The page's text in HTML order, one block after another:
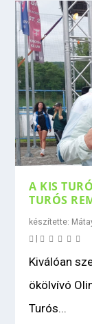
A KIS
TURÓS
készítette:
Kiválóan
ökölvívó
Turós...